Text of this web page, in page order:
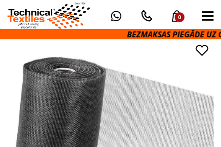
0
BEZMAKSAS PIEGĀDE UZ